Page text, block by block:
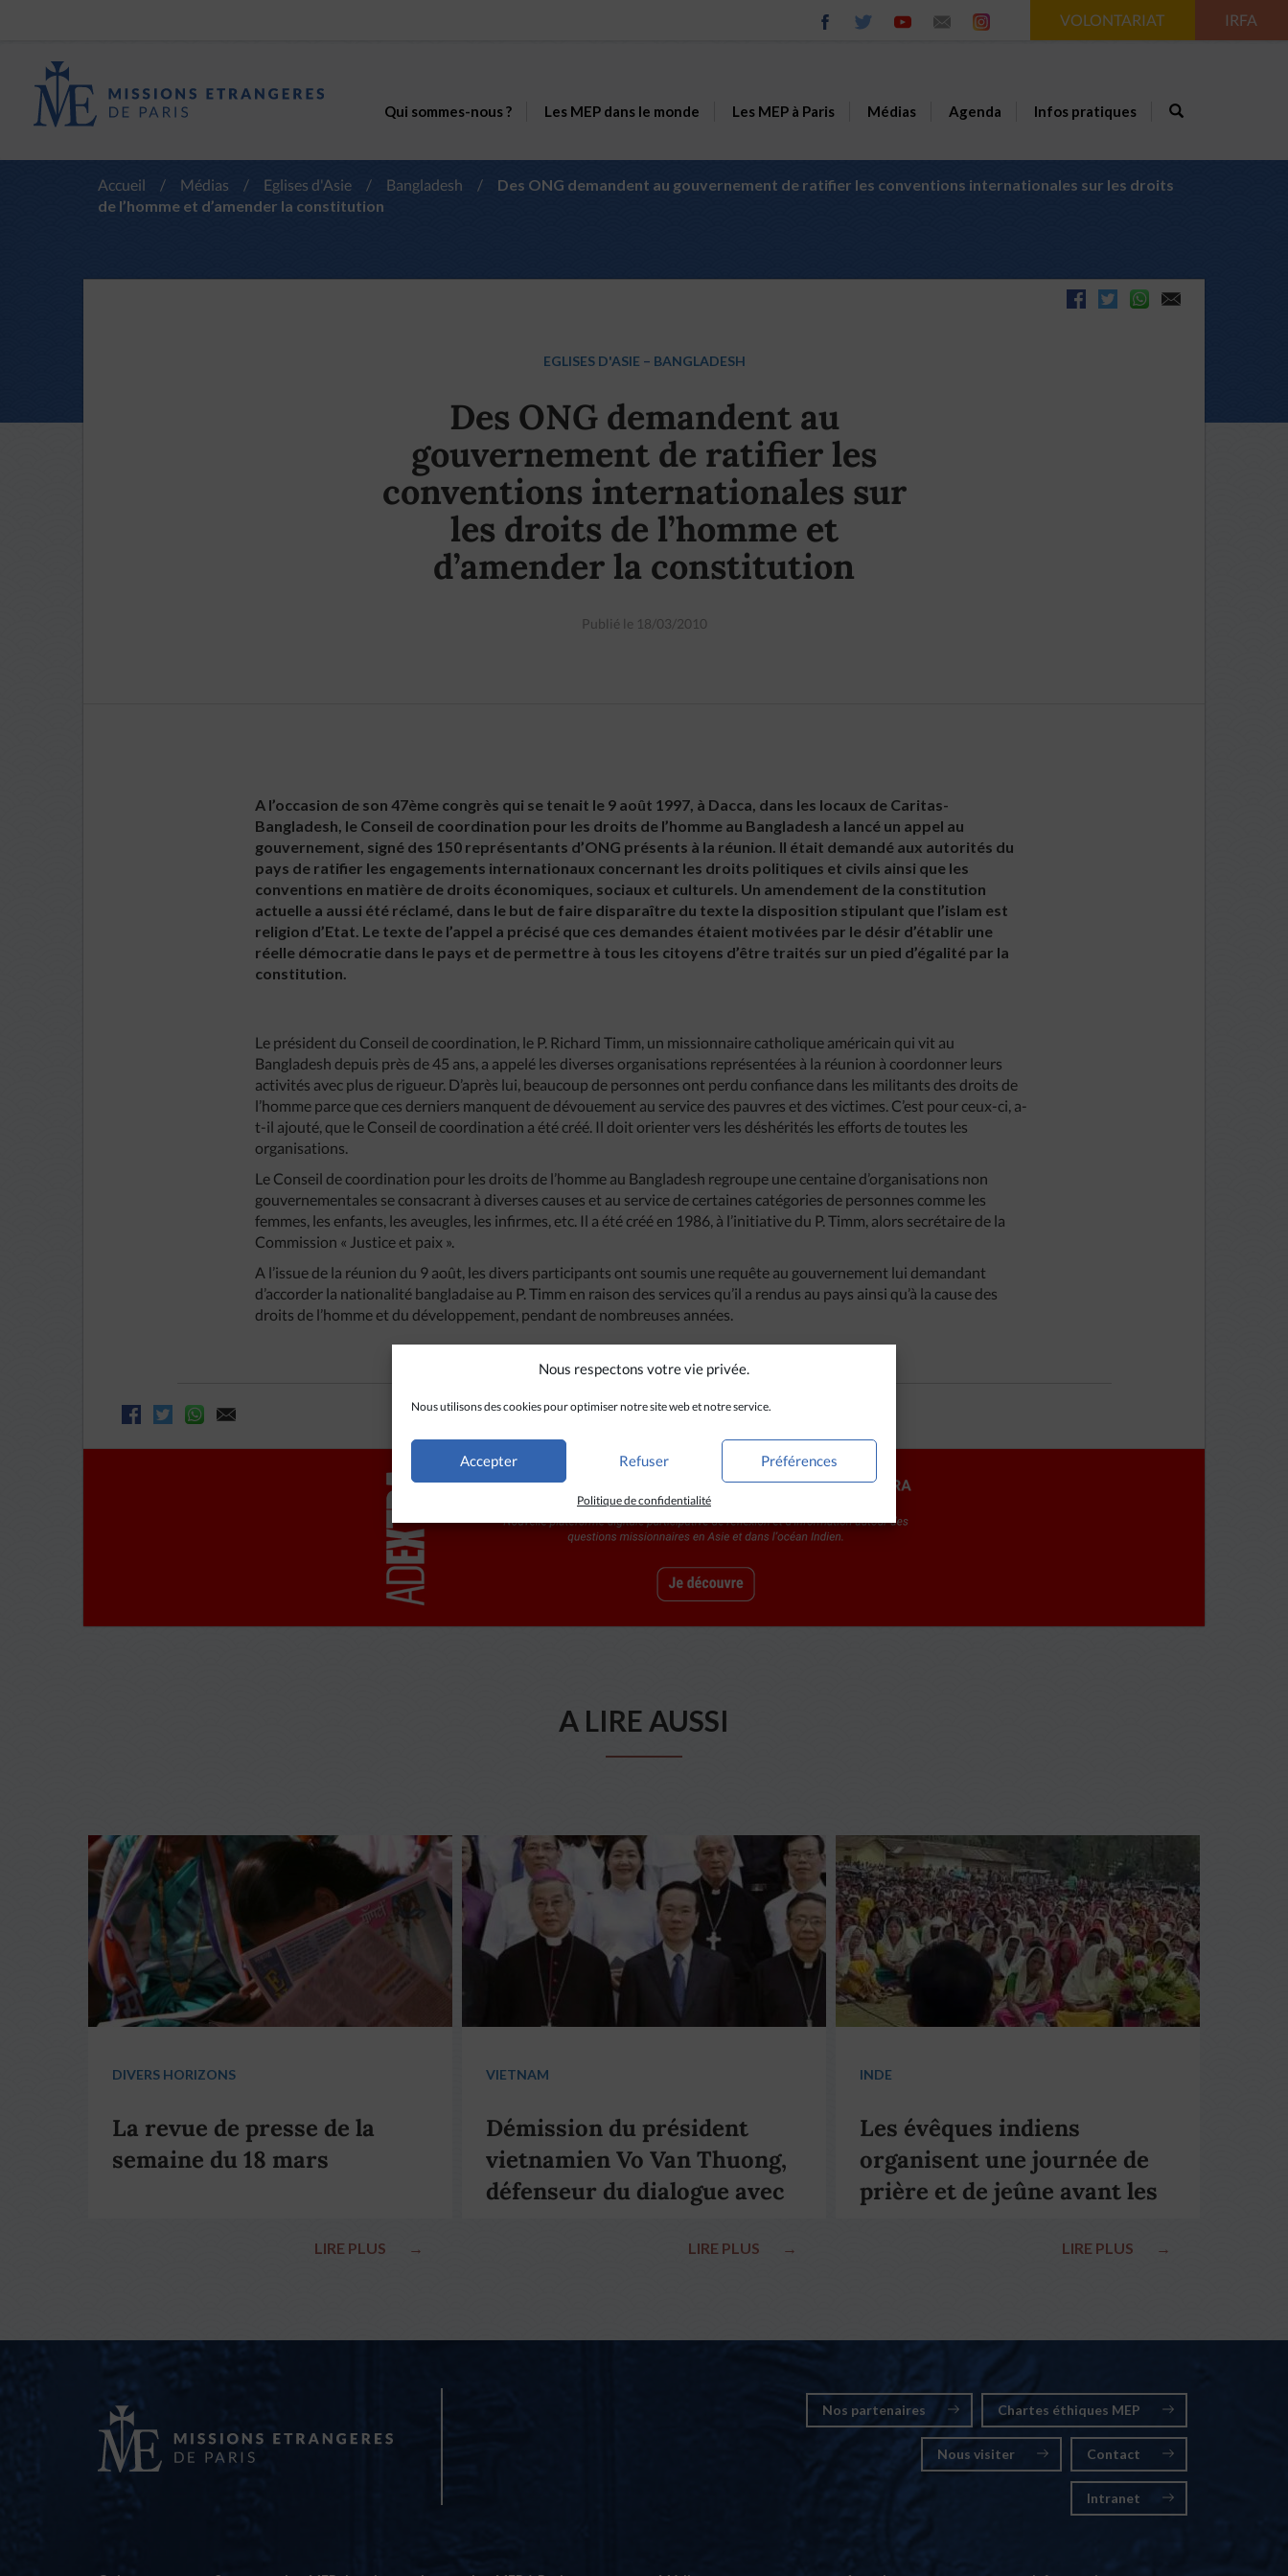
Nous respectons votre vie privée.
Nous utilisons des cookies pour optimiser notre site web et notre service.
Accepter Refuser Préférences
Politique de confidentialité
VOLONTARIAT IRFA
Qui sommes-nous ? Les MEP dans le monde Les MEP à Paris Médias Agenda Infos pratiques
Accueil / Médias / Eglises d'Asie / Bangladesh /
Des ONG demandent au gouvernement de ratifier les conventions internationales sur les droits
de l’homme et d’amender la constitution
EGLISES D'ASIE – BANGLADESH
Des ONG demandent au
gouvernement de ratifier les
conventions internationales sur
les droits de l’homme et
d’amender la constitution
Publié le 18/03/2010
A l’occasion de son 47ème congrès qui se tenait le 9 août 1997, à Dacca, dans les locaux de Caritas-
Bangladesh, le Conseil de coordination pour les droits de l’homme au Bangladesh a lancé un appel au
gouvernement, signé des 150 représentants d’ONG présents à la réunion. Il était demandé aux autorités du
pays de ratifier les engagements internationaux concernant les droits politiques et civils ainsi que les
conventions en matière de droits économiques, sociaux et culturels. Un amendement de la constitution
actuelle a aussi été réclamé, dans le but de faire disparaître du texte la disposition stipulant que l’islam est
religion d’Etat. Le texte de l’appel a précisé que ces demandes étaient motivées par le désir d’établir une
réelle démocratie dans le pays et de permettre à tous les citoyens d’être traités sur un pied d’égalité par la
constitution.
Le président du Conseil de coordination, le P. Richard Timm, un missionnaire catholique américain qui vit au
Bangladesh depuis près de 45 ans, a appelé les diverses organisations représentées à la réunion à coordonner leurs
activités avec plus de rigueur. D’après lui, beaucoup de personnes ont perdu confiance dans les militants des droits de
l’homme parce que ces derniers manquent de dévouement au service des pauvres et des victimes. C’est pour ceux-ci, a-
t-il ajouté, que le Conseil de coordination a été créé. Il doit orienter vers les déshérités les efforts de toutes les
organisations.
Le Conseil de coordination pour les droits de l’homme au Bangladesh regroupe une centaine d’organisations non
gouvernementales se consacrant à diverses causes et au service de certaines catégories de personnes comme les
femmes, les enfants, les aveugles, les infirmes, etc. Il a été créé en 1986, à l’initiative du P. Timm, alors secrétaire de la
Commission « Justice et paix ».
A l’issue de la réunion du 9 août, les divers participants ont soumis une requête au gouvernement lui demandant
d’accorder la nationalité bangladaise au P. Timm en raison des services qu’il a rendus au pays ainsi qu’à la cause des
droits de l’homme et du développement, pendant de nombreuses années.
A LIRE AUSSI
DIVERS HORIZONS
La revue de presse de la
semaine du 18 mars
LIRE PLUS →
VIETNAM
Démission du président
vietnamien Vo Van Thuong,
défenseur du dialogue avec
LIRE PLUS →
INDE
Les évêques indiens
organisent une journée de
prière et de jeûne avant les
LIRE PLUS →
Nos partenaires Chartes éthiques MEP
Nous visiter Contact
Intranet